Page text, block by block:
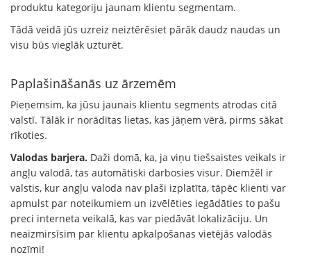
produktu kategoriju jaunam klientu segmentam.
Tādā veidā jūs uzreiz neiztērēsiet pārāk daudz naudas un
visu būs vieglāk uzturēt.
Paplašināšanās uz ārzemēm
Pieņemsim, ka jūsu jaunais klientu segments atrodas citā
valstī. Tālāk ir norādītas lietas, kas jāņem vērā, pirms sākat
rīkoties.
Valodas barjera. Daži domā, ka, ja viņu tiešsaistes veikals ir
angļu valodā, tas automātiski darbosies visur. Diemžēl ir
valstis, kur angļu valoda nav plaši izplatīta, tāpēc klienti var
apmulst par noteikumiem un izvēlēties iegādāties to pašu
preci interneta veikalā, kas var piedāvāt lokalizāciju. Un
neaizmirsīsim par klientu apkalpošanas vietējās valodās
nozīmi!